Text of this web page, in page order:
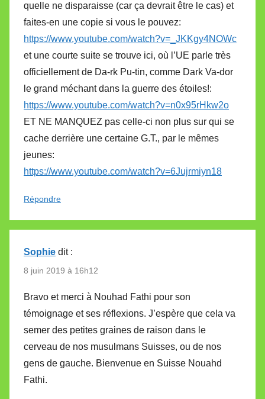
quelle ne disparaisse (car ça devrait être le cas) et
faites-en une copie si vous le pouvez:
https://www.youtube.com/watch?v=_JKKgy4NOWc
et une courte suite se trouve ici, où l’UE parle très
officiellement de Da-rk Pu-tin, comme Dark Va-dor
le grand méchant dans la guerre des étoiles!:
https://www.youtube.com/watch?v=n0x95rHkw2o
ET NE MANQUEZ pas celle-ci non plus sur qui se
cache derrière une certaine G.T., par le mêmes
jeunes:
https://www.youtube.com/watch?v=6Jujrmiyn18
Répondre
Sophie dit :
8 juin 2019 à 16h12
Bravo et merci à Nouhad Fathi pour son
témoignage et ses réflexions. J’espère que cela va
semer des petites graines de raison dans le
cerveau de nos musulmans Suisses, ou de nos
gens de gauche. Bienvenue en Suisse Nouahd
Fathi.